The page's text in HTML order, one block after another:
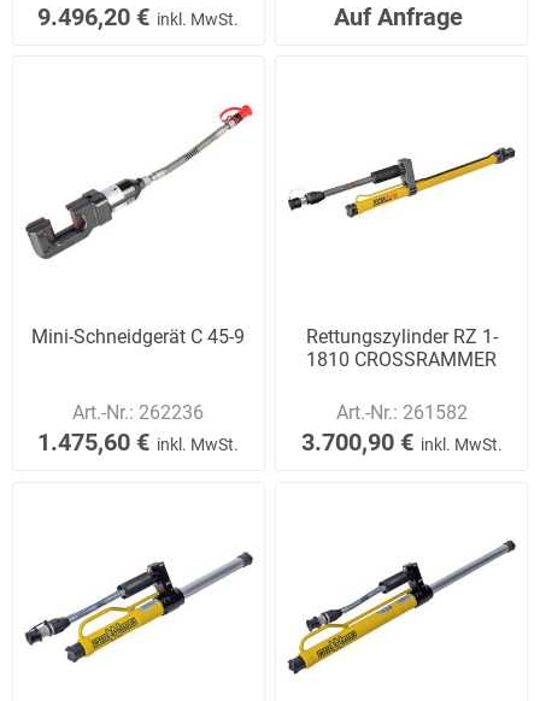
9.496,20 € inkl. MwSt. Auf Anfrage
Mini-Schneidgerät C 45-9
Art.-Nr.: 262236
1.475,60 € inkl. MwSt.
Rettungszylinder RZ 1-
1810 CROSSRAMMER
Art.-Nr.: 261582
3.700,90 € inkl. MwSt.